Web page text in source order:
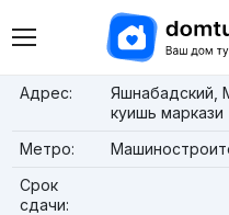
Адрес:
Яшнабадский,
куишь маркази
Метро:
Срок
сдачи: